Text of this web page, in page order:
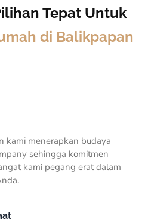
Tepat Untuk
di Balikpapan
kami menerapkan budaya
sehingga komitmen
kami pegang erat dalam